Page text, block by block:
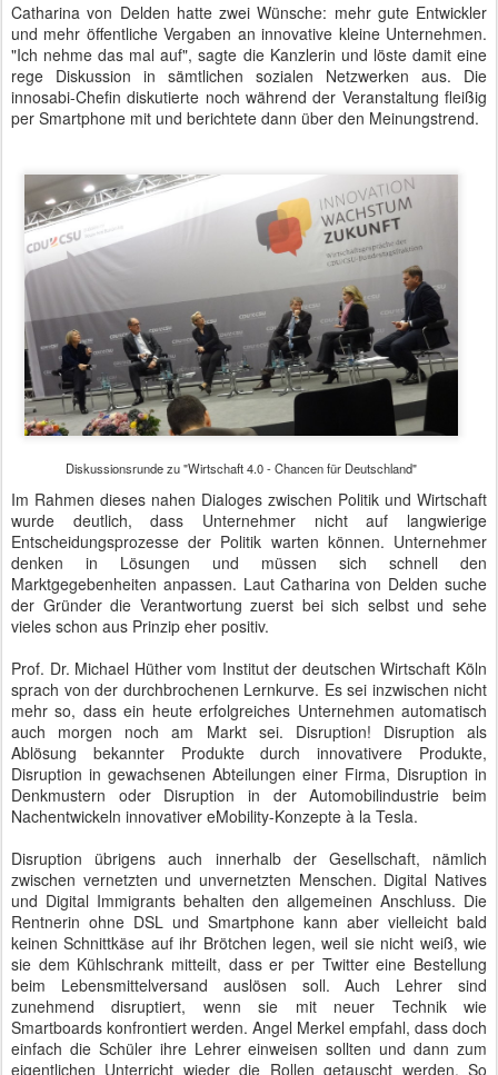
Catharina von Delden hatte zwei Wünsche: mehr gute Entwickler
und mehr öffentliche Vergaben an innovative kleine Unternehmen.
"Ich nehme das mal auf", sagte die Kanzlerin und löste damit eine
rege Diskussion in sämtlichen sozialen Netzwerken aus. Die
innosabi-Chefin diskutierte noch während der Veranstaltung fleißig
per Smartphone mit und berichtete dann über den Meinungstrend.
Diskussionsrunde zu "Wirtschaft 4.0 - Chancen für Deutschland"
Im Rahmen dieses nahen Dialoges zwischen Politik und Wirtschaft
wurde deutlich, dass Unternehmer nicht auf langwierige
Entscheidungsprozesse der Politik warten können. Unternehmer
denken in Lösungen und müssen sich schnell den
Marktgegebenheiten anpassen. Laut Catharina von Delden suche
der Gründer die Verantwortung zuerst bei sich selbst und sehe
vieles schon aus Prinzip eher positiv.
Prof. Dr. Michael Hüther vom Institut der deutschen Wirtschaft Köln
sprach von der durchbrochenen Lernkurve. Es sei inzwischen nicht
mehr so, dass ein heute erfolgreiches Unternehmen automatisch
auch morgen noch am Markt sei. Disruption! Disruption als
Ablösung bekannter Produkte durch innovativere Produkte,
Disruption in gewachsenen Abteilungen einer Firma, Disruption in
Denkmustern oder Disruption in der Automobilindustrie beim
Nachentwickeln innovativer eMobility-Konzepte à la Tesla.
Disruption übrigens auch innerhalb der Gesellschaft, nämlich
zwischen vernetzten und unvernetzten Menschen. Digital Natives
und Digital Immigrants behalten den allgemeinen Anschluss. Die
Rentnerin ohne DSL und Smartphone kann aber vielleicht bald
keinen Schnittkäse auf ihr Brötchen legen, weil sie nicht weiß, wie
sie dem Kühlschrank mitteilt, dass er per Twitter eine Bestellung
beim Lebensmittelversand auslösen soll. Auch Lehrer sind
zunehmend disruptiert, wenn sie mit neuer Technik wie
Smartboards konfrontiert werden. Angel Merkel empfahl, dass doch
einfach die Schüler ihre Lehrer einweisen sollten und dann zum
eigentlichen Unterricht wieder die Rollen getauscht werden. So